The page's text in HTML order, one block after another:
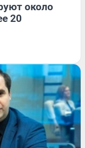
около
20